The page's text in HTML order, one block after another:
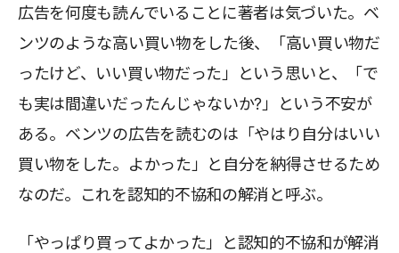
広告を何度も読んでいることに著者は気づいた。ベ
ンツのような高い買い物をした後、「高い買い物だ
ったけど、いい買い物だった」という思いと、「で
も実は間違いだったんじゃないか?」という不安が
ある。ベンツの広告を読むのは「やはり自分はいい
買い物をした。よかった」と自分を納得させるため
なのだ。これを認知的不協和の解消と呼ぶ。
「やっぱり買ってよかった」と認知的不協和が解消